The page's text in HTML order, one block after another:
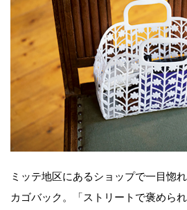
ミッテ地区にあるショップで一目惚
カゴバック。「ストリートで褒めら